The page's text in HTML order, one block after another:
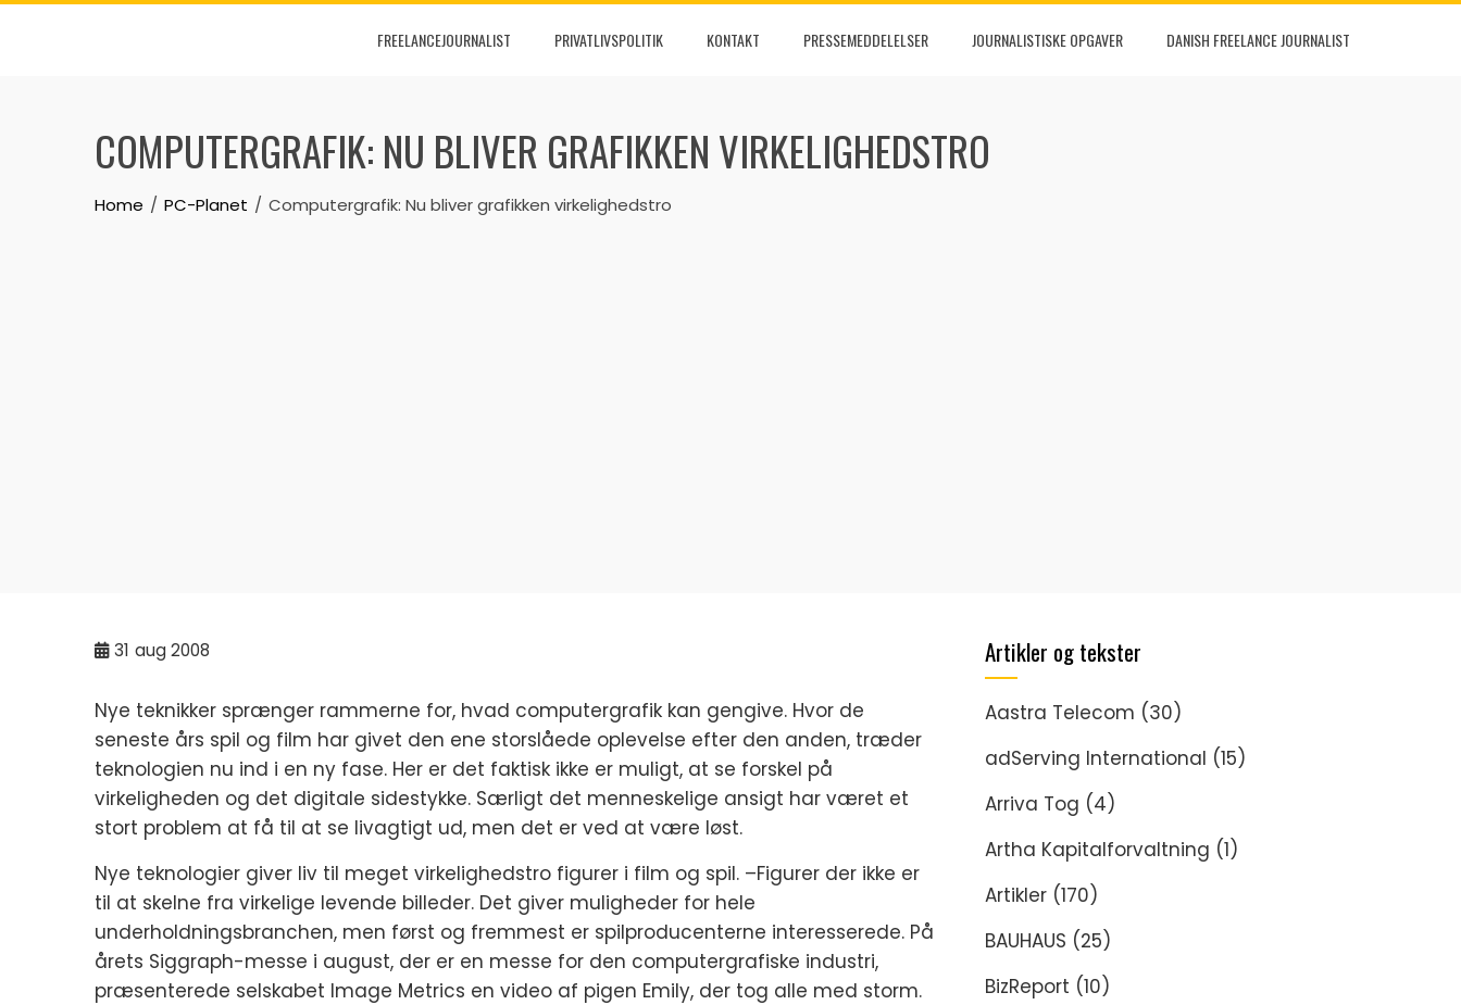
Skip
FREELANCEJOURNALIST PRIVATLIVSPOLITIK KONTAKT PRESSEMEDDELELSER JOURNALISTISKE OPGAVER DANISH FREELANCE JOURNALIST
COMPUTERGRAFIK: NU BLIVER GRAFIKKEN VIRKELIGHEDSTRO
Home PC-Planet Computergrafik: Nu bliver grafikken virkelighedstro
31 aug 2008
Nye teknikker sprænger rammerne for, hvad computergrafik kan gengive. Hvor de
seneste års spil og film har givet den ene storslåede oplevelse efter den anden, træder
teknologien nu ind i en ny fase. Her er det faktisk ikke er muligt, at se forskel på
virkeligheden og det digitale sidestykke. Særligt det menneskelige ansigt har været et
stort problem at få til at se livagtigt ud, men det er ved at være løst.
Nye teknologier giver liv til meget virkelighedstro figurer i film og spil. –Figurer der ikke er
til at skelne fra virkelige levende billeder. Det giver muligheder for hele
underholdningsbranchen, men først og fremmest er spilproducenterne interesserede. På
årets Siggraph-messe i august, der er en messe for den computergrafiske industri,
præsenterede selskabet Image Metrics en video af pigen Emily, der tog alle med storm.
Artikler og tekster
Aastra Telecom (30)
adServing International (15)
Arriva Tog (4)
Artha Kapitalforvaltning (1)
Artikler (170)
BAUHAUS (25)
BizReport (10)